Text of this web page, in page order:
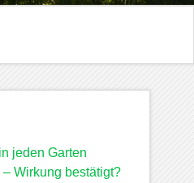
jeden Garten
Wirkung bestätigt?